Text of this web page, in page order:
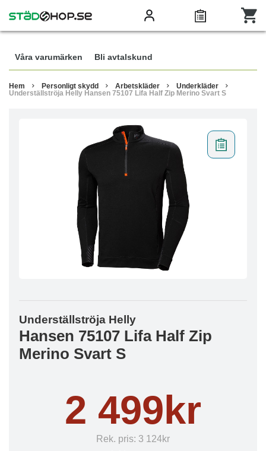
Våra varumärken Bli avtalskund
Hem Personligt skydd Arbetskläder
Underkläder
Underställströja Helly Hansen 75107 Lifa Half Zip Merino Svart S
Underställströja Helly
Hansen 75107 Lifa Half Zip
Merino Svart S
2 499kr
Rek. pris: 3 124kr